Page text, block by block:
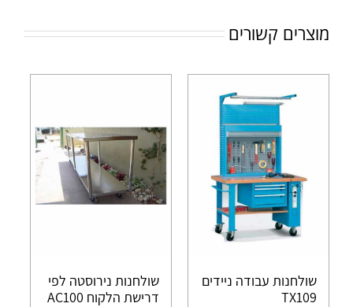
מוצרים קשורים
שולחנות עבודה ניידים
TX109
שולחנות נירוסטה לפי
דרישת הלקוח AC100